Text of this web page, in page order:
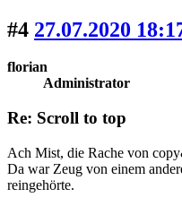
#4 27.07.2020
florian
Administrator
Re: Scroll to top
Ach Mist, die Rache von
Da war Zeug von einem
reingehörte.